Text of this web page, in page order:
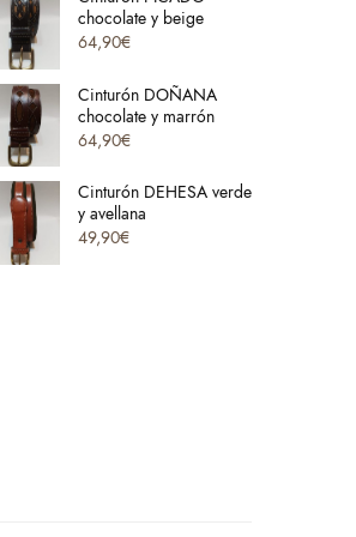
chocolate y beige
64,90€
Cinturón DOÑANA
chocolate y marrón
64,90€
Cinturón DEHESA verde
y avellana
49,90€